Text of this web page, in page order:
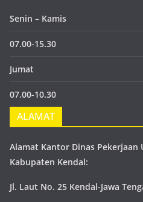
Senin – Kamis
07.00-15.30
Jumat
07.00-10.30
ALAMAT
Alamat Kantor Dinas Pekerjaan
Kabupaten Kendal:
Jl. Laut No. 25 Kendal-Jawa